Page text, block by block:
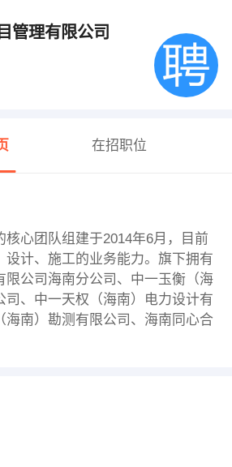
管理有限公司
在招职位
核心团队组建于2014年6月，目前
设计、施工的业务能力。旗下拥有
限公司海南分公司、中一玉衡（海
司、中一天权（海南）电力设计有
海南）勘测有限公司、海南同心合